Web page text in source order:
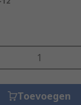
Toevoegen